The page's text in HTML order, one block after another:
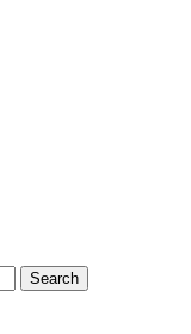
Search